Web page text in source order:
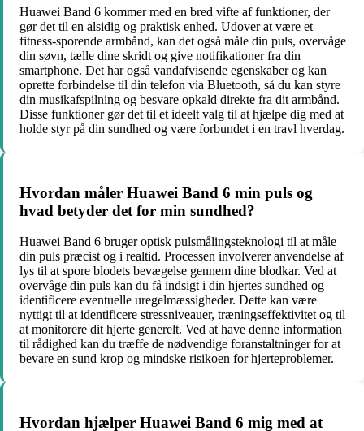
Huawei Band 6 kommer med en bred vifte af funktioner, der
gør det til en alsidig og praktisk enhed. Udover at være et
fitness-sporende armbånd, kan det også måle din puls, overvåge
din søvn, tælle dine skridt og give notifikationer fra din
smartphone. Det har også vandafvisende egenskaber og kan
oprette forbindelse til din telefon via Bluetooth, så du kan styre
din musikafspilning og besvare opkald direkte fra dit armbånd.
Disse funktioner gør det til et ideelt valg til at hjælpe dig med at
holde styr på din sundhed og være forbundet i en travl hverdag.
Hvordan måler Huawei Band 6 min puls og
hvad betyder det for min sundhed?
Huawei Band 6 bruger optisk pulsmålingsteknologi til at måle
din puls præcist og i realtid. Processen involverer anvendelse af
lys til at spore blodets bevægelse gennem dine blodkar. Ved at
overvåge din puls kan du få indsigt i din hjertes sundhed og
identificere eventuelle uregelmæssigheder. Dette kan være
nyttigt til at identificere stressniveauer, træningseffektivitet og til
at monitorere dit hjerte generelt. Ved at have denne information
til rådighed kan du træffe de nødvendige foranstaltninger for at
bevare en sund krop og mindske risikoen for hjerteproblemer.
Hvordan hjælper Huawei Band 6 mig med at